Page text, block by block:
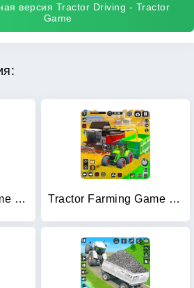
версия Tractor Driving - Tractor
Game
Farming Tractor Game Simulator Tractor Farming Game Harvester